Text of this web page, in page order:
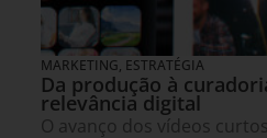
MARKETING, ESTRATÉGIA
Da produção à
relevância digital
O avanço dos vídeos